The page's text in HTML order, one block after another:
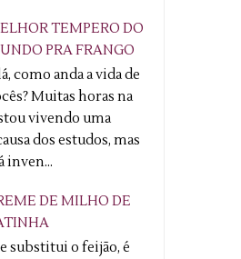
TEMPERO DO
PRA FRANGO
como anda a vida de
Muitas horas na
vivendo uma
dos estudos, mas
inven...
DE MILHO DE
substitui o feijão, é